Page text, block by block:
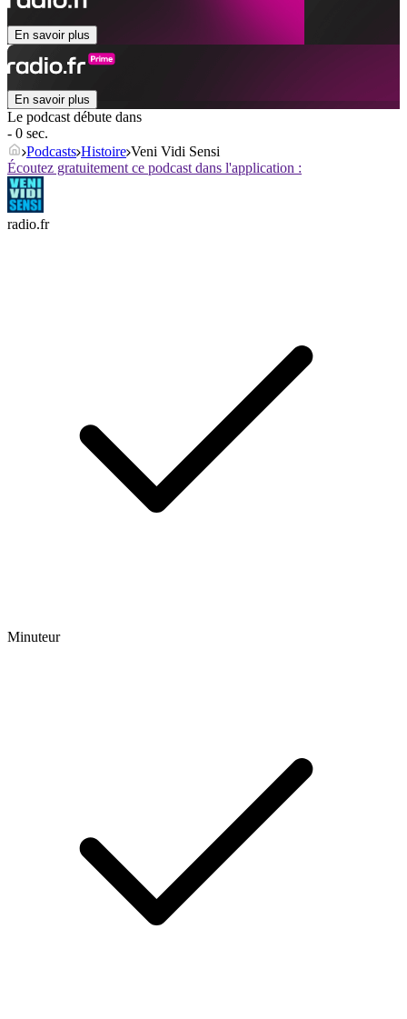
En savoir plus
En savoir plus
Le podcast débute dans
- 0 sec.
Podcasts Histoire Veni Vidi Sensi
Écoutez gratuitement ce podcast dans l'application :
radio.fr
Minuteur